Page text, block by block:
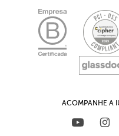
Relações com investidores
Materiais Ricos
Plug-in para OpenCart
Plug-in para WHMCS
LGPD - Comunicado
Educação Financeira para
ACOMPANHE A